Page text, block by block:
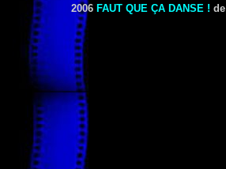
2006 FAUT QUE ÇA DANSE ! de